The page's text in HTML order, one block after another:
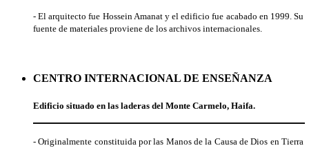
- El arquitecto fue Hossein Amanat y el edificio fue acabado en 1999. Su
fuente de materiales proviene de los archivos internacionales.
CENTRO INTERNACIONAL DE ENSEÑANZA
Edificio situado en las laderas del Monte Carmelo, Haifa.
- Originalmente constituida por las Manos de la Causa de Dios en Tierra